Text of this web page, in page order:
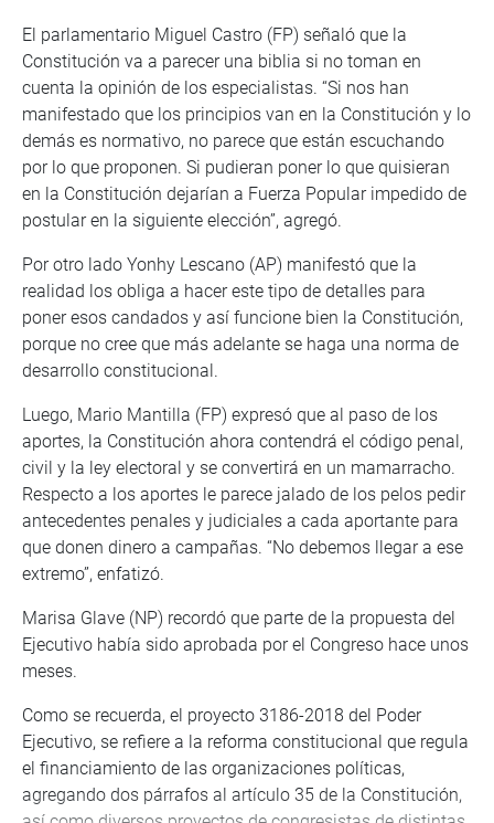
El parlamentario Miguel Castro (FP) señaló que la
Constitución va a parecer una biblia si no toman en
cuenta la opinión de los especialistas. “Si nos han
manifestado que los principios van en la Constitución y lo
demás es normativo, no parece que están escuchando
por lo que proponen. Si pudieran poner lo que quisieran
en la Constitución dejarían a Fuerza Popular impedido de
postular en la siguiente elección”, agregó.
Por otro lado Yonhy Lescano (AP) manifestó que la
realidad los obliga a hacer este tipo de detalles para
poner esos candados y así funcione bien la Constitución,
porque no cree que más adelante se haga una norma de
desarrollo constitucional.
Luego, Mario Mantilla (FP) expresó que al paso de los
aportes, la Constitución ahora contendrá el código penal,
civil y la ley electoral y se convertirá en un mamarracho.
Respecto a los aportes le parece jalado de los pelos pedir
antecedentes penales y judiciales a cada aportante para
que donen dinero a campañas. “No debemos llegar a ese
extremo”, enfatizó.
Marisa Glave (NP) recordó que parte de la propuesta del
Ejecutivo había sido aprobada por el Congreso hace unos
meses.
Como se recuerda, el proyecto 3186-2018 del Poder
Ejecutivo, se refiere a la reforma constitucional que regula
el financiamiento de las organizaciones políticas,
agregando dos párrafos al artículo 35 de la Constitución,